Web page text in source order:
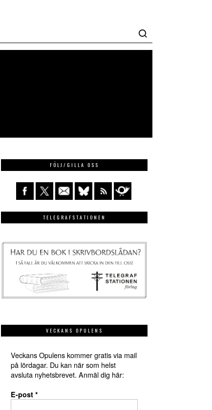
FÖLJ/GILLA OSS
TELEGRAFSTATIONEN
VECKANS OPULENS
Veckans Opulens kommer gratis via mail
på lördagar. Du kan när som helst
avsluta nyhetsbrevet. Anmäl dig här:
E-post *